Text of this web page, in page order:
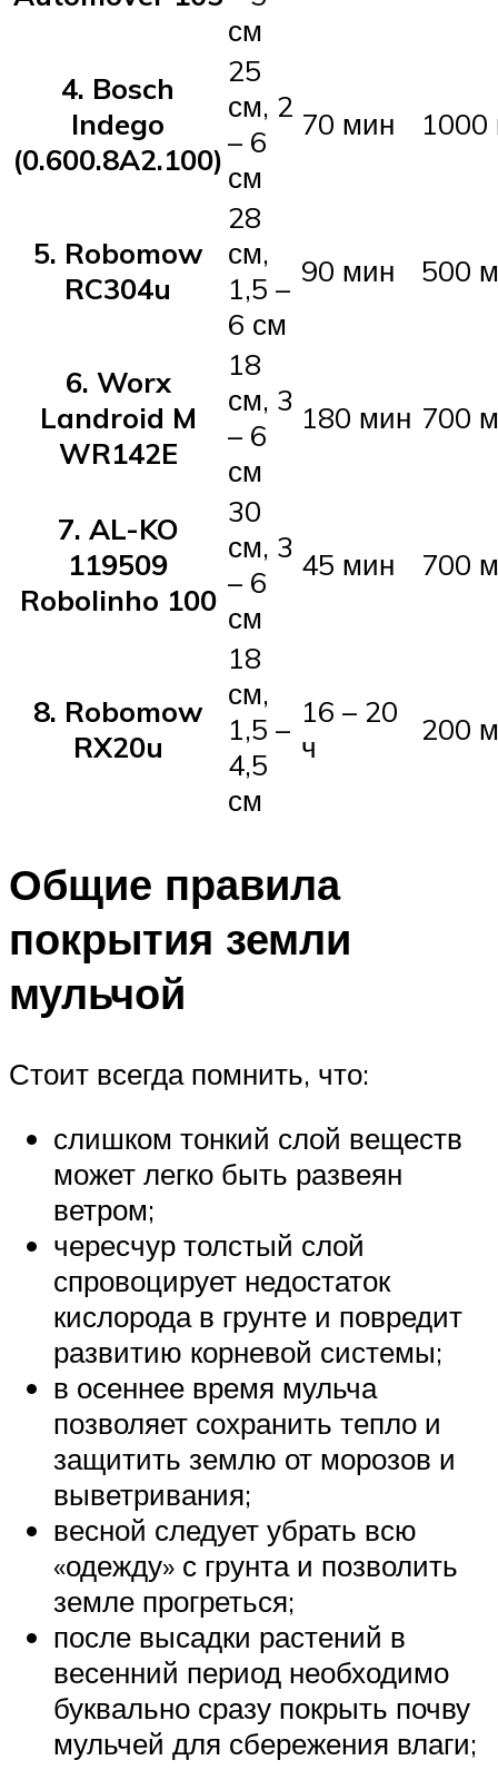
см
4. Bosch
Indego
(0.600.8A2.100)
25
см, 2
– 6
см
70 мин 1000
5. Robomow
RC304u
28
см,
1,5 –
6 см
90 мин 500
6. Worx
Landroid M
WR142E
18
см, 3
– 6
см
180 мин 700
7. AL-KO
119509
Robolinho 100
30
см, 3
– 6
см
45 мин 700
8. Robomow
RX20u
18
см,
1,5 –
4,5
см
16 – 20
ч
200
Общие правила
покрытия земли
мульчой
Стоит всегда помнить, что:
слишком тонкий слой веществ
может легко быть развеян
ветром;
чересчур толстый слой
спровоцирует недостаток
кислорода в грунте и повредит
развитию корневой системы;
в осеннее время мульча
позволяет сохранить тепло и
защитить землю от морозов и
выветривания;
весной следует убрать всю
«одежду» с грунта и позволить
земле прогреться;
после высадки растений в
весенний период необходимо
буквально сразу покрыть почву
мульчей для сбережения влаги;